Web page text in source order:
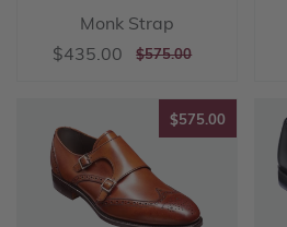
Monk Strap
销
$435.00 $435.00
正
$575.00$575.00
$575.00$575.00